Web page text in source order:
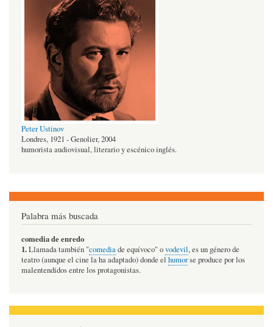
Peter Ustinov
Londres, 1921 - Genolier, 2004
humorista audiovisual, literario y escénico inglés.
Palabra más buscada
comedia de enredo
1.Llamada también "comediade equívoco" ovodevil, es un género de
teatro (aunque el cine la ha adaptado) donde el humorse produce por los
malentendidos entre los protagonistas.